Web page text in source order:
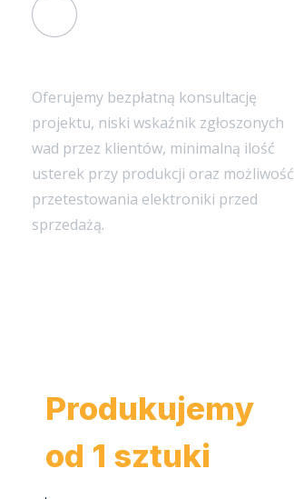
Oferujemy bezpłatną konsultację
projektu, niski wskaźnik zgłoszonych
wad przez klientów, minimalną ilość
usterek przy produkcji oraz możliwość
przetestowania elektroniki przed
sprzedażą.
Produkujemy
od 1 sztuki